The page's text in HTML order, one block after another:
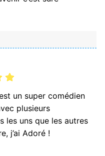
un super comédien
plusieurs
les uns que les autres
j’ai Adoré !